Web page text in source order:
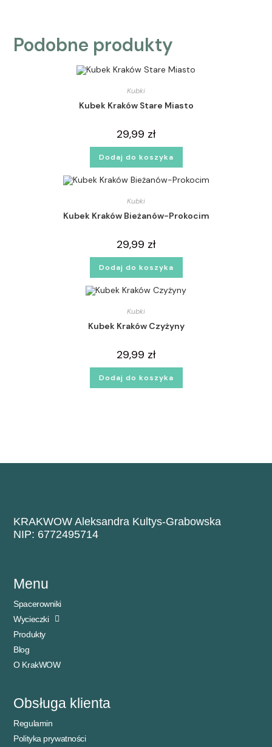
Podobne produkty
Kubki
Kubek Kraków Stare Miasto
29,99 zł
Dodaj do koszyka
Kubki
Kubek Kraków Bieżanów-Prokocim
29,99 zł
Dodaj do koszyka
Kubki
Kubek Kraków Czyżyny
29,99 zł
Dodaj do koszyka
KRAKWOW Aleksandra Kultys-Grabowska
NIP: 6772495714
Menu
Spacerowniki
Wycieczki
Produkty
Blog
O KrakWOW
Obsługa klienta
Regulamin
Polityka prywatności